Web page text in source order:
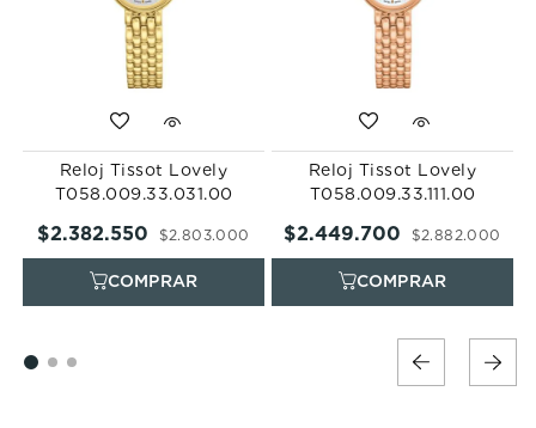
Reloj Tissot Lovely
T058.009.33.031.00
$2.803.000
$2.382.550
Reloj Tissot Lovely
T058.009.33.111.00
$2.882.000
$2.449.700